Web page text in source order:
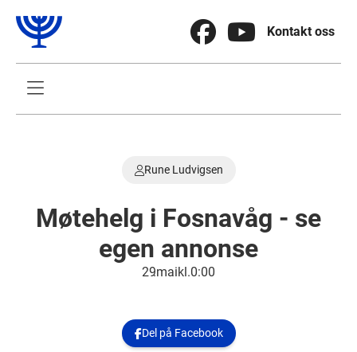
  Kontakt oss

Rune Ludvigsen
Møtehelg i Fosnavåg - se
egen annonse
29.maikl.0:00
Del på Facebook